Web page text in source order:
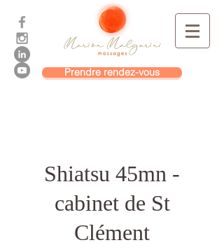
Prendre rendez-vous
Shiatsu 45mn -
cabinet de St
Clément